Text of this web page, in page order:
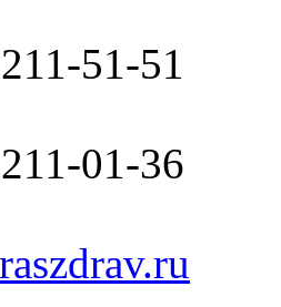
51-51
01-36